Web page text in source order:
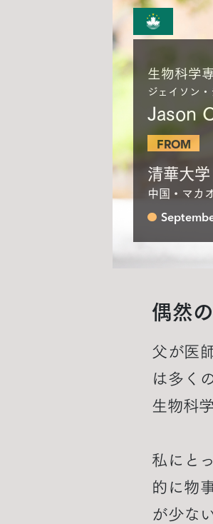
生物科学
ジェイソン
Jason
FROM
清華大
中国・マカ
偶然
父が医
は多く
生物科
私にと
的に物
が少な